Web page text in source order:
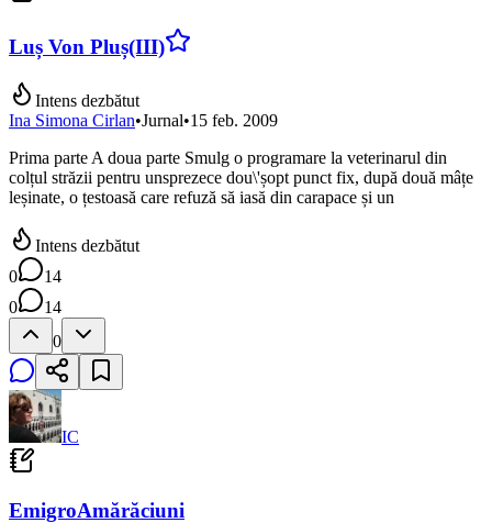
Luș Von Pluș(III)
Intens dezbătut
Ina Simona Cirlan•Jurnal•15 feb. 2009
Prima parte A doua parte Smulg o programare la veterinarul din
colțul străzii pentru unsprezece dou\'șopt punct fix, după două mâțe
leșinate, o țestoasă care refuză să iasă din carapace și un
Intens dezbătut
0
14
0
14
0
IC
EmigroAmărăciuni